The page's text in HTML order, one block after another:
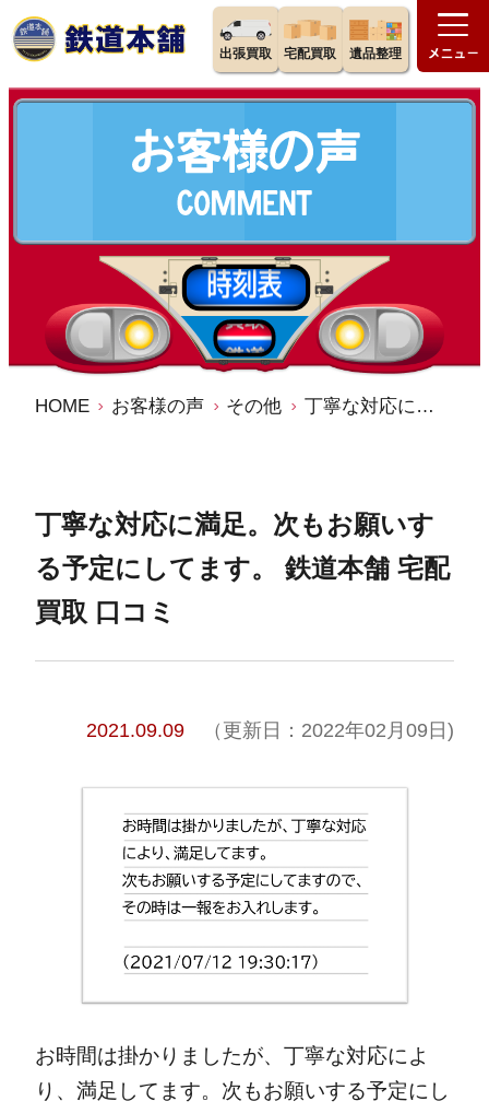
出張買取 宅配買取 遺品整理
HOME お客様の声 その他 丁寧な対応に満足。次もお願いする予定にしてます。 鉄道本舗 宅配買取 口コミ
丁寧な対応に満足。次もお願いす
る予定にしてます。 鉄道本舗 宅配
買取 口コミ
2021.09.09 （更新日：2022年02月09日)
お時間は掛かりましたが、丁寧な対応によ
り、満足してます。次もお願いする予定にし